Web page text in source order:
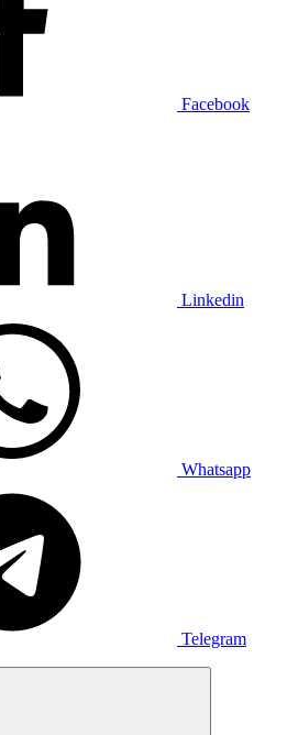
Facebook
Linkedin
Whatsapp
Telegram